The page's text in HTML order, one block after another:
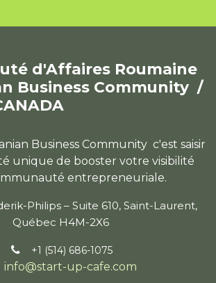
d'Affaires Roumaine
Business Community /
Business Community c'est saisir
unique de booster votre visibilité
entrepreneuriale.
Philips – Suite 610, Saint-Laurent,
Québec H4M-2X6
+1 (514) 686-1075
info@start-up-cafe.com